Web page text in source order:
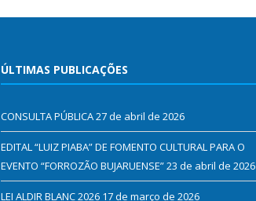
ÚLTIMAS PUBLICAÇÕES
CONSULTA PÚBLICA27 de abril de 2026
EDITAL “LUIZ PIABA” DE FOMENTO CULTURAL PARA O
EVENTO “FORROZÃO BUJARUENSE”23 de abril de 2026
LEI ALDIR BLANC 2026 17 de março de 2026